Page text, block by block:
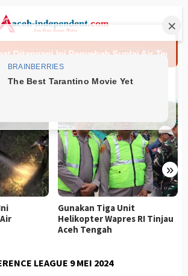
Ini Penyebab Suplai Air
»
RI Tinjau
Kunjungan Ini Diharapkan
Percepat Proses Rehab
Rekon
LEAGUE 9 MEI 2024